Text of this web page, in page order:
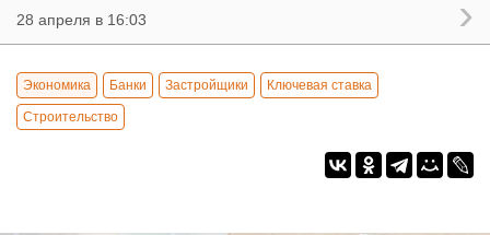
28 апреля в 16:03
Экономика Банки Застройщики Ключевая ставка
Строительство